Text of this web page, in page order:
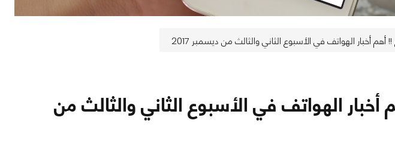
أخبار الهواتف في الأسبوع الثاني والثالث من ديسمبر 2017
الهواتف في الأسبوع الثاني والثالث من